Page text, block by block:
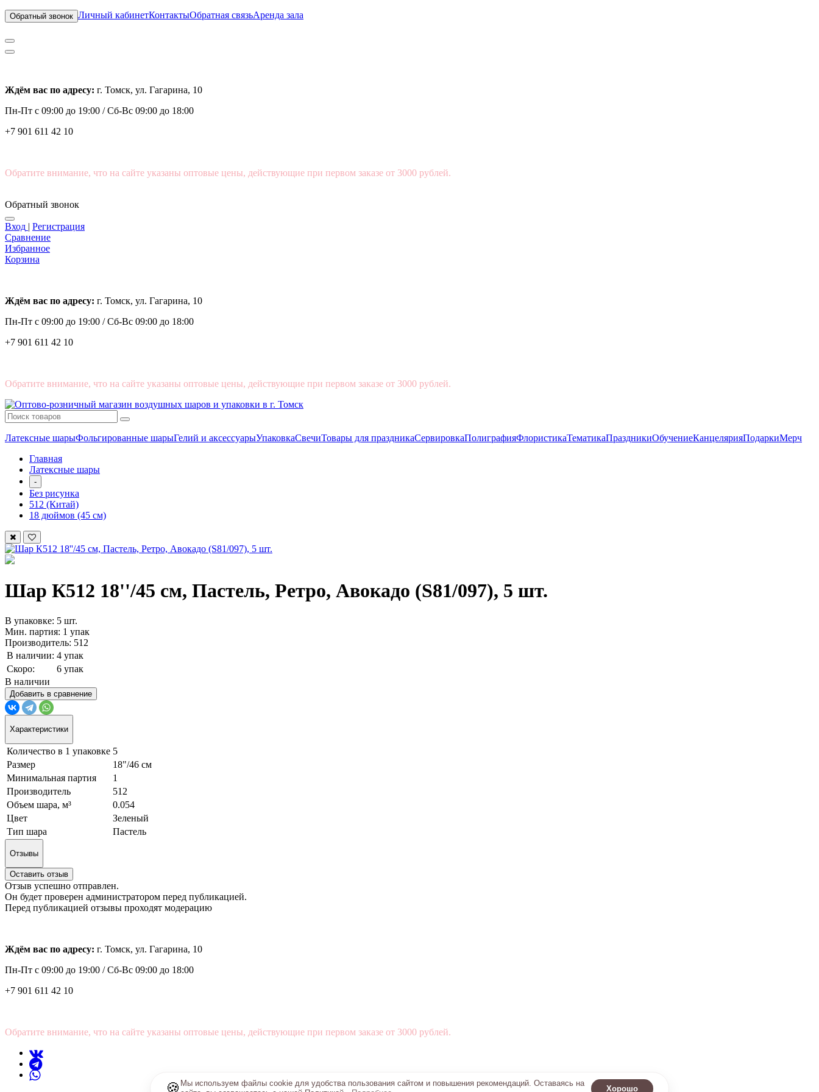
Обратный звонок Личный кабинетКонтактыОбратная связьАренда зала
Ждём вас по адресу: г. Томск, ул. Гагарина, 10
Пн-Пт с 09:00 до 19:00 /Сб-Вс 09:00 до 18:00
+7 901 611 42 10
Обратите внимание, что на сайте указаны оптовые цены, действующие при первом заказе от 3000 рублей.
Обратный звонок
Вход | Регистрация
Сравнение
Избранное
Корзина
Ждём вас по адресу: г. Томск, ул. Гагарина, 10
Пн-Пт с 09:00 до 19:00 /Сб-Вс 09:00 до 18:00
+7 901 611 42 10
Обратите внимание, что на сайте указаны оптовые цены, действующие при первом заказе от 3000 рублей.
Латексные шарыФольгированные шарыГелий и аксессуарыУпаковкаСвечиТовары для праздникаСервировкаПолиграфияФлористикаТематикаПраздникиОбучениеКанцелярияПодаркиМерч
Главная
Латексные шары
-
Без рисунка
512 (Китай)
18 дюймов (45 см)
Шар К512 18''/45 см, Пастель, Ретро, Авокадо (S81/097), 5 шт.
В упаковке: 5 шт.
Мин. партия: 1 упак
Производитель: 512
В наличии: 4 упак
Скоро:
6 упак
В наличии
Добавить в сравнение
Характеристики
Количество в 1 упаковке 5
Размер
18"/46 см
Минимальная партия
1
Производитель
512
Объем шара, м³
0.054
Цвет
Зеленый
Тип шара
Пастель
Отзывы
Оставить отзыв
Отзыв успешно отправлен.
Он будет проверен администратором перед публикацией.
Перед публикацией отзывы проходят модерацию
Ждём вас по адресу: г. Томск, ул. Гагарина, 10
Пн-Пт с 09:00 до 19:00 /Сб-Вс 09:00 до 18:00
+7 901 611 42 10
Обратите внимание, что на сайте указаны оптовые цены, действующие при первом заказе от 3000 рублей.
🍪 Мы используем файлы cookie для удобства пользования сайтом и повышения рекомендаций. Оставаясь на
Хорошо